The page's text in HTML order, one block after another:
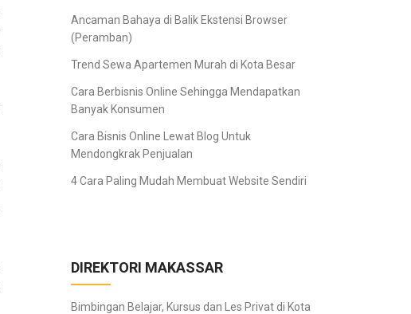
Ancaman Bahaya di Balik Ekstensi Browser
(Peramban)
Trend Sewa Apartemen Murah di Kota Besar
Cara Berbisnis Online Sehingga Mendapatkan
Banyak Konsumen
Cara Bisnis Online Lewat Blog Untuk
Mendongkrak Penjualan
4 Cara Paling Mudah Membuat Website Sendiri
DIREKTORI MAKASSAR
Bimbingan Belajar, Kursus dan Les Privat di Kota